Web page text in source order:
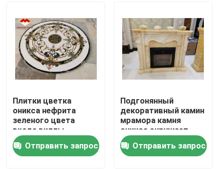
Слябы гранита каменные
Плитки гранита каменные
Пылаемый камень гранита
Мраморный каменный сляб
Плитки цветка
оникса нефрита
зеленого цвета
входа виллы
водоструйные
мраморные
Отправить запрос
Подгонянный
декоративный камин
мрамора камня
оникса окружает
Отправить запрос